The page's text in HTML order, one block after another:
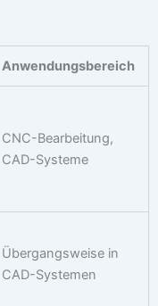
Anwendungsbereich
CNC-Bearbeitung,
CAD-Systeme
Übergangsweise in
CAD-Systemen